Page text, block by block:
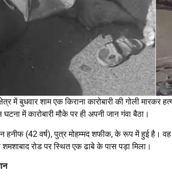
में बुधवार शाम एक किराना कारोबारी की गोली मारकर
घटना में कारोबारी मौके पर ही अपनी जान गंवा बैठा।
हनीफ (42 वर्ष), पुत्र मोहम्मद शफीक, के रूप में हुई है। वह
रोड पर स्थित एक ढाबे के पास पड़ा मिला।